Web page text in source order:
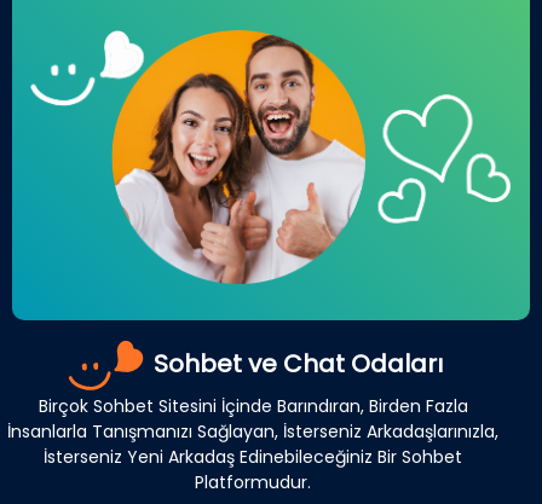
Sohbet ve Chat Odaları
Birçok Sohbet Sitesini İçinde Barındıran, Birden Fazla
İnsanlarla Tanışmanızı Sağlayan, İsterseniz Arkadaşlarınızla,
İsterseniz Yeni Arkadaş Edinebileceğiniz Bir Sohbet
Platformudur.